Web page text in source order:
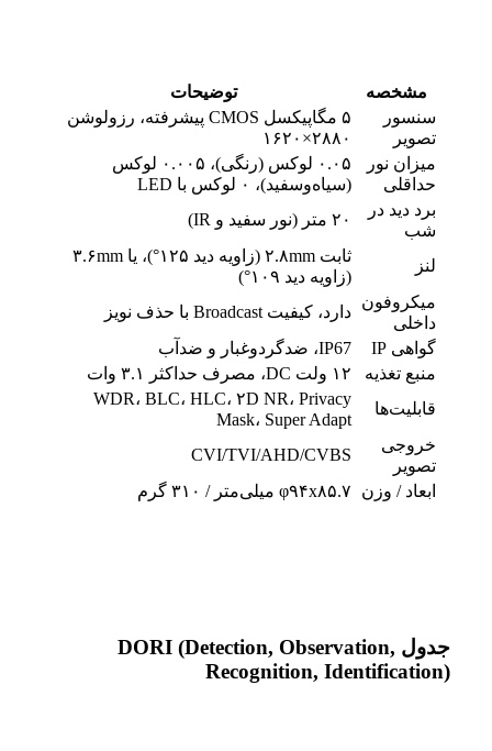
مشخصه
توضیحات
سنسور
تصویر
۵ مگاپیکسل CMOS پیشرفته، رزولوشن
۲۸۸۰×۱۶۲۰
میزان نور
حداقلی
۰.۰۵ لوکس (رنگی)، ۰.۰۰۵ لوکس
(سیاه‌وسفید)، ۰ لوکس با LED
برد دید در
شب
۲۰ متر (نور سفید و IR)
لنز
ثابت ۲.۸mm (زاویه دید ۱۲۵°)، یا ۳.۶mm
(زاویه دید ۱۰۹°)
میکروفون
داخلی
دارد، کیفیت Broadcast با حذف نویز
گواهی IP
IP67، ضدگردوغبار و ضدآب
منبع تغذیه
۱۲ ولت DC، مصرف حداکثر ۳.۱ وات
قابلیت‌ها
WDR، BLC، HLC، ۲D NR، Privacy
Mask، Super Adapt
خروجی
تصویر
CVI/TVI/AHD/CVBS
ابعاد / وزن
φ۹۴x۸۵.۷ میلی‌متر / ۳۱۰ گرم
جدول DORI (Detection, Observation,
Recognition, Identification)